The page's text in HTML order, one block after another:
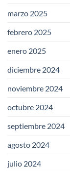
marzo 2025
febrero 2025
enero 2025
diciembre 2024
noviembre 2024
octubre 2024
septiembre 2024
agosto 2024
julio 2024